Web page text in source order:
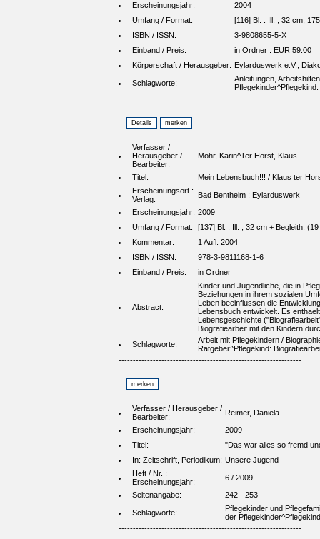
Erscheinungsjahr:
2004
Umfang / Format:
[116] Bl. : Ill. ; 32 cm,
ISBN / ISSN:
3-9808655-5-X
Einband / Preis:
in Ordner : EUR 59.00
Körperschaft / Herausgeber: Eylarduswerk e.V.,
Schlagworte:
Anleitungen,
----------------------------------------------------------------
Verfasser /
Herausgeber /
Bearbeiter:
Mohr, Karin^Ter Horst, Klaus
Titel:
Mein Lebensbuch!!! / Klaus ter
Erscheinungsort :
Verlag:
Bad Bentheim : Eylarduswerk
Erscheinungsjahr: 2009
Umfang / Format:
[137] Bl. : Ill. ; 32 cm + Begleith.
Kommentar:
1 Aufl. 2004
ISBN / ISSN:
978-3-9811168-1-6
Einband / Preis:
in Ordner
Abstract:
Kinder und Jugendliche, die in
Beziehungen in ihrem sozialen
Leben beeinflussen die
Lebensbuch entwickelt. Es
Lebensgeschichte
Biografiearbeit mit den Kindern
Schlagworte:
Arbeit mit Pflegekindern /
Ratgeber^Pflegekind:
----------------------------------------------------------------
Verfasser / Herausgeber /
Bearbeiter:
Reimer, Daniela
Erscheinungsjahr:
2009
Titel:
"Das war alles so fremd
In: Zeitschrift, Periodikum: Unsere Jugend
Heft / Nr. :
Erscheinungsjahr:
6 / 2009
Seitenangabe:
242 - 253
Schlagworte:
Pflegekinder und
der
----------------------------------------------------------------